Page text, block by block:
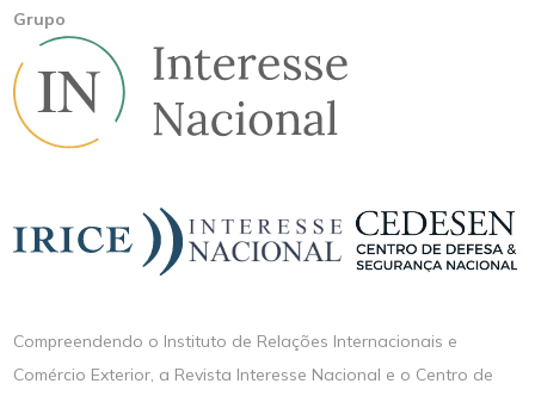
Grupo
Compreendendo o Instituto de Relações Internacionais e
Comércio Exterior, a Revista Interesse Nacional e o Centro de